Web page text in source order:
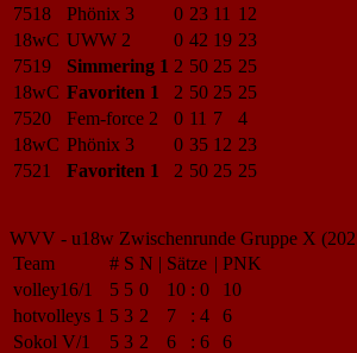
7518
Phönix 3 0 23 11 12
18wC UWW 2 0 42 19 23
7519
Simmering 1 2 50 25 25
18wC Favoriten 1 2 50 25 25
7520
Fem-force 2 0 11 7
4
18wC Phönix 3 0 35 12 23
7521
Favoriten 1 2 50 25 25
WVV - u18w Zwischenrunde Gruppe X
Team
# S N | Sätze | PNK
volley16/1
5 5 0 10 : 0
10
hotvolleys 1 5 3 2 7 : 4
6
Sokol V/1
5 3 2 6 : 6
6